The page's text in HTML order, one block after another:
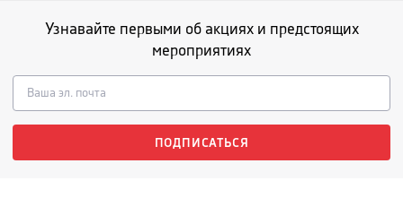
Узнавайте первыми об акциях и предстоящих
мероприятиях
ПОДПИСАТЬСЯ